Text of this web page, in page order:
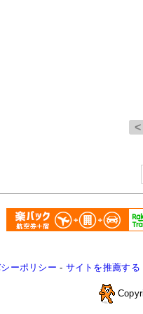
ーポリシー - サイトを推薦する